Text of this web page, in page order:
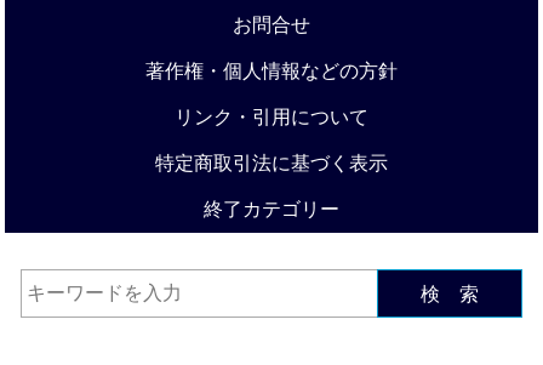
お問合せ
著作権・個人情報などの方針
リンク・引用について
特定商取引法に基づく表示
終了カテゴリー
検 索